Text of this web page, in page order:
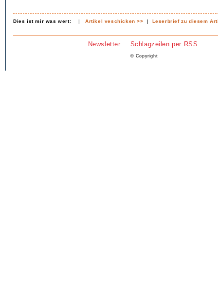
Dies ist mir was wert: |Artikel veschicken >> | Leserbrief zu diesem
Newsletter Schlagzeilen per RSS
© Copyright